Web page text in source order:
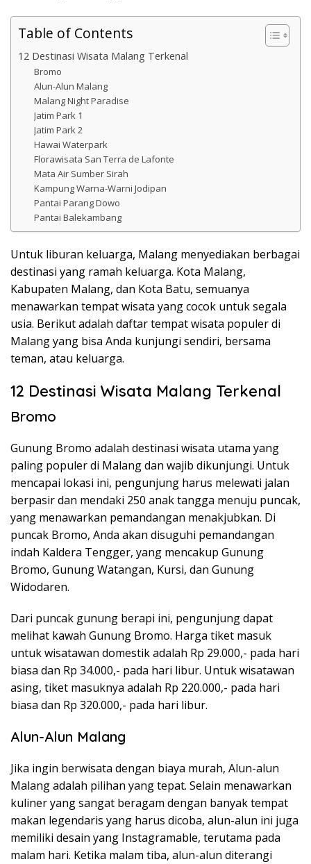
Table of Contents
12 Destinasi Wisata Malang Terkenal
Bromo
Alun-Alun Malang
Malang Night Paradise
Jatim Park 1
Jatim Park 2
Hawai Waterpark
Florawisata San Terra de Lafonte
Mata Air Sumber Sirah
Kampung Warna-Warni Jodipan
Pantai Parang Dowo
Pantai Balekambang
Untuk liburan keluarga, Malang menyediakan berbagai
destinasi yang ramah keluarga. Kota Malang,
Kabupaten Malang, dan Kota Batu, semuanya
menawarkan tempat wisata yang cocok untuk segala
usia. Berikut adalah daftar tempat wisata populer di
Malang yang bisa Anda kunjungi sendiri, bersama
teman, atau keluarga.
12 Destinasi Wisata Malang Terkenal
Bromo
Gunung Bromo adalah destinasi wisata utama yang
paling populer di Malang dan wajib dikunjungi. Untuk
mencapai lokasi ini, pengunjung harus melewati jalan
berpasir dan mendaki 250 anak tangga menuju puncak,
yang menawarkan pemandangan menakjubkan. Di
puncak Bromo, Anda akan disuguhi pemandangan
indah Kaldera Tengger, yang mencakup Gunung
Bromo, Gunung Watangan, Kursi, dan Gunung
Widodaren.
Dari puncak gunung berapi ini, pengunjung dapat
melihat kawah Gunung Bromo. Harga tiket masuk
untuk wisatawan domestik adalah Rp 29.000,- pada hari
biasa dan Rp 34.000,- pada hari libur. Untuk wisatawan
asing, tiket masuknya adalah Rp 220.000,- pada hari
biasa dan Rp 320.000,- pada hari libur.
Alun-Alun Malang
Jika ingin berwisata dengan biaya murah, Alun-alun
Malang adalah pilihan yang tepat. Selain menawarkan
kuliner yang sangat beragam dengan banyak tempat
makan legendaris yang harus dicoba, alun-alun ini juga
memiliki desain yang Instagramable, terutama pada
malam hari. Ketika malam tiba, alun-alun diterangi